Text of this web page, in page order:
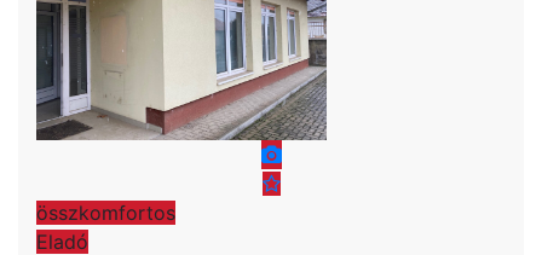
összkomfortos
Eladó